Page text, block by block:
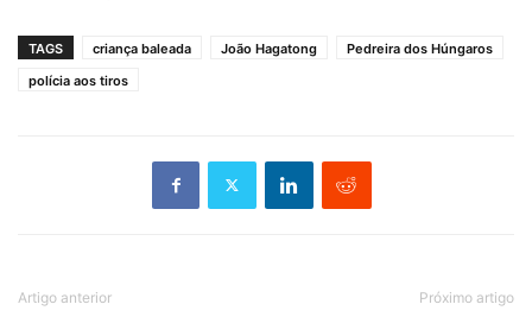
TAGS criança baleada João Hagatong
Pedreira dos Húngaros
polícia aos tiros
Artigo anterior Próximo artigo